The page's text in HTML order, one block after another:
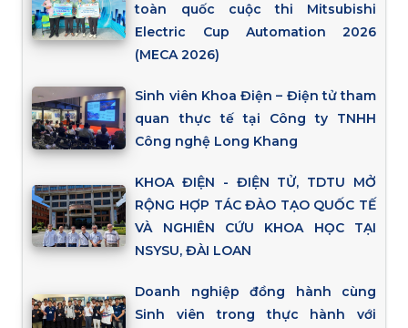
toàn quốc cuộc thi Mitsubishi
Electric Cup Automation 2026
(MECA 2026)
Sinh viên Khoa Điện – Điện tử tham
quan thực tế tại Công ty TNHH
Công nghệ Long Khang
KHOA ĐIỆN - ĐIỆN TỬ, TDTU MỞ
RỘNG HỢP TÁC ĐÀO TẠO QUỐC TẾ
VÀ NGHIÊN CỨU KHOA HỌC TẠI
NSYSU, ĐÀI LOAN
Doanh nghiệp đồng hành cùng
Sinh viên trong thực hành với